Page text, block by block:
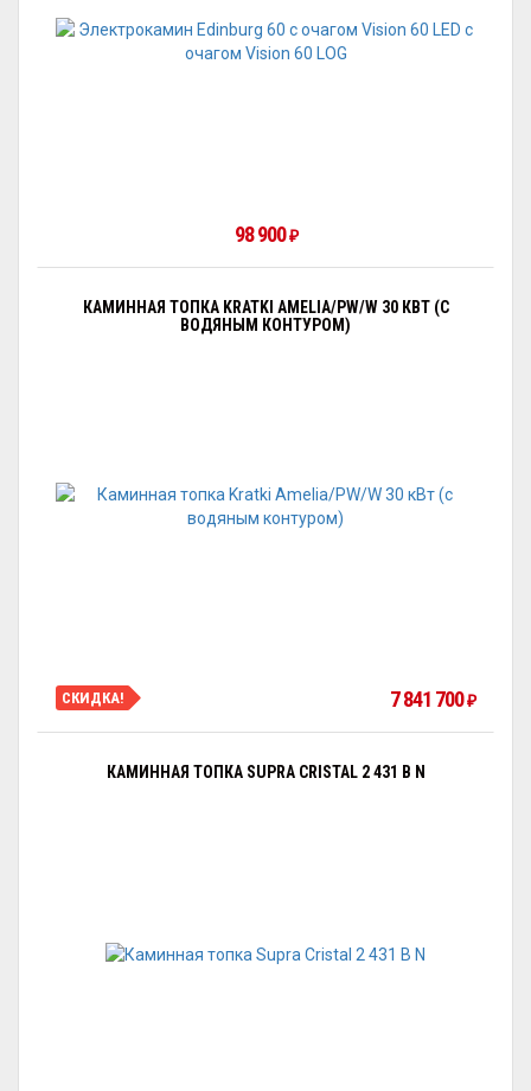
98 900₽
КАМИННАЯ ТОПКА KRATKI AMELIA/PW/W 30 КВТ (С
ВОДЯНЫМ КОНТУРОМ)
СКИДКА! 7 841 700₽
КАМИННАЯ ТОПКА SUPRA CRISTAL 2 431 B N